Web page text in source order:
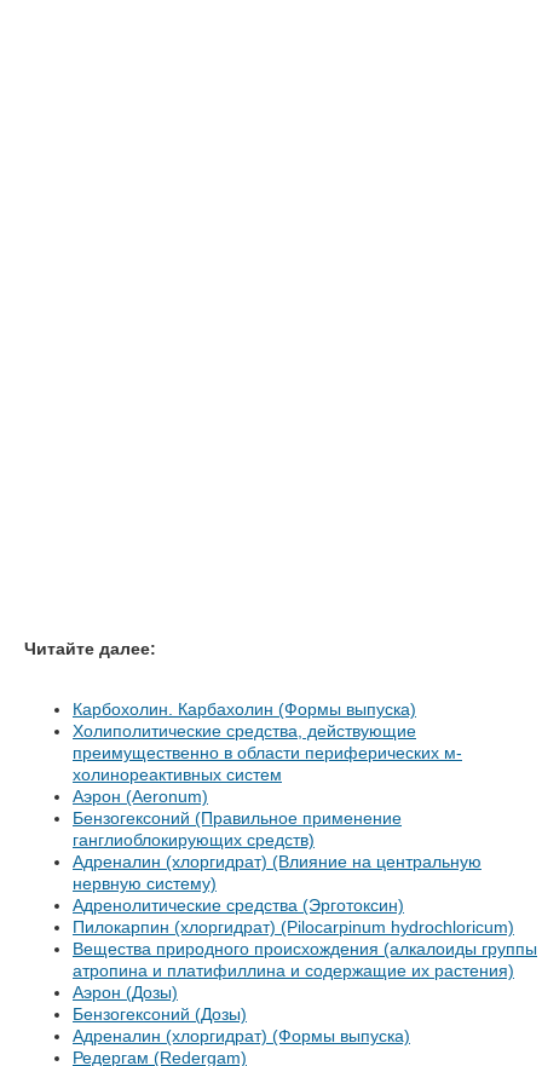
Читайте далее:
Карбохолин. Карбахолин (Формы выпуска)
Холиполитические средства, действующие
преимущественно в области периферических м-
холинореактивных систем
Аэрон (Aeronum)
Бензогексоний (Правильное применение
ганглиоблокирующих средств)
Адреналин (хлоргидрат) (Влияние на центральную
нервную систему)
Адренолитические средства (Эрготоксин)
Пилокарпин (хлоргидрат) (Pilocarpinum hydrochloricum)
Вещества природного происхождения (алкалоиды группы
атропина и платифиллина и содержащие их растения)
Аэрон (Дозы)
Бензогексоний (Дозы)
Адреналин (хлоргидрат) (Формы выпуска)
Редергам (Redergam)